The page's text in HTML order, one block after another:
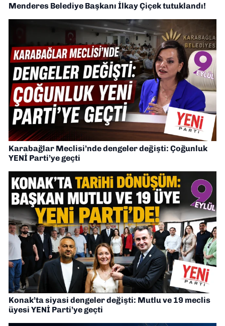
Menderes Belediye Başkanı İlkay Çiçek tutuklandı!
Karabağlar Meclisi’nde dengeler değişti: Çoğunluk
YENİ Parti’ye geçti
Konak’ta siyasi dengeler değişti: Mutlu ve 19 meclis
üyesi YENİ Parti’ye geçti